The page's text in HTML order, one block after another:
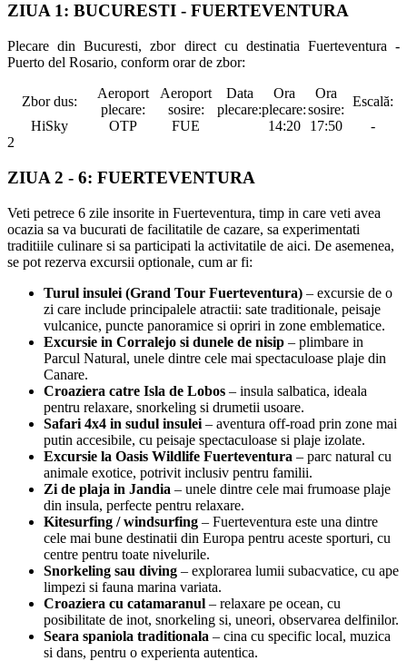
ZIUA 1: BUCURESTI - FUERTEVENTURA
Plecare din Bucuresti, zbor direct cu destinatia Fuerteventura -
Puerto del Rosario, conform orar de zbor:
Zbor dus:
Aeroport
plecare:
Aeroport
sosire:
Data
plecare:
Ora
plecare:
Ora
sosire:
Escală:
HiSky
OTP FUE 14:20 17:50
-
2
ZIUA 2 - 6: FUERTEVENTURA
Veti petrece 6 zile insorite in Fuerteventura, timp in care veti avea
ocazia sa va bucurati de facilitatile de cazare, sa experimentati
traditiile culinare si sa participati la activitatile de aici. De asemenea,
se pot rezerva excursii optionale, cum ar fi:
Turul insulei (Grand Tour Fuerteventura) – excursie de o
zi care include principalele atractii: sate traditionale, peisaje
vulcanice, puncte panoramice si opriri in zone emblematice.
Excursie in Corralejo si dunele de nisip – plimbare in
Parcul Natural, unele dintre cele mai spectaculoase plaje din
Canare.
Croaziera catre Isla de Lobos – insula salbatica, ideala
pentru relaxare, snorkeling si drumetii usoare.
Safari 4x4 in sudul insulei – aventura off-road prin zone mai
putin accesibile, cu peisaje spectaculoase si plaje izolate.
Excursie la Oasis Wildlife Fuerteventura – parc natural cu
animale exotice, potrivit inclusiv pentru familii.
Zi de plaja in Jandia – unele dintre cele mai frumoase plaje
din insula, perfecte pentru relaxare.
Kitesurfing / windsurfing – Fuerteventura este una dintre
cele mai bune destinatii din Europa pentru aceste sporturi, cu
centre pentru toate nivelurile.
Snorkeling sau diving – explorarea lumii subacvatice, cu ape
limpezi si fauna marina variata.
Croaziera cu catamaranul – relaxare pe ocean, cu
posibilitate de inot, snorkeling si, uneori, observarea delfinilor.
Seara spaniola traditionala – cina cu specific local, muzica
si dans, pentru o experienta autentica.